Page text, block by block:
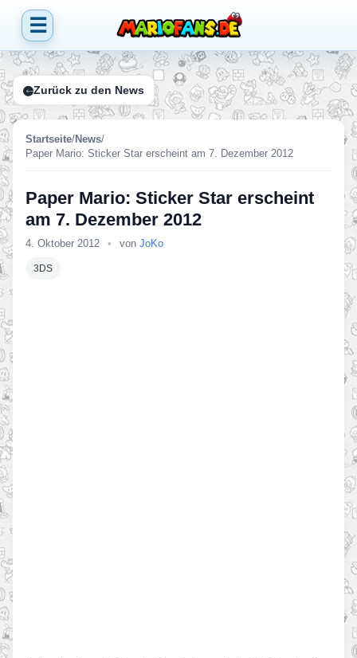
☰
Zurück zu den News
Startseite/News/
Paper Mario: Sticker Star erscheint am 7. Dezember 2012
Paper Mario: Sticker Star erscheint
am 7. Dezember 2012
4. Oktober 2012 • von JoKo
3DS